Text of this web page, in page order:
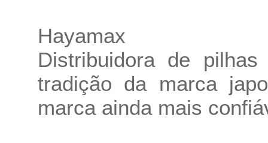
Hayamax
Distribuidora de
tradição da marca
marca ainda mais